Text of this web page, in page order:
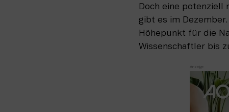
Doch eine potenziell
gibt es im
Höhepunkt für die
Wissenschaftler bis